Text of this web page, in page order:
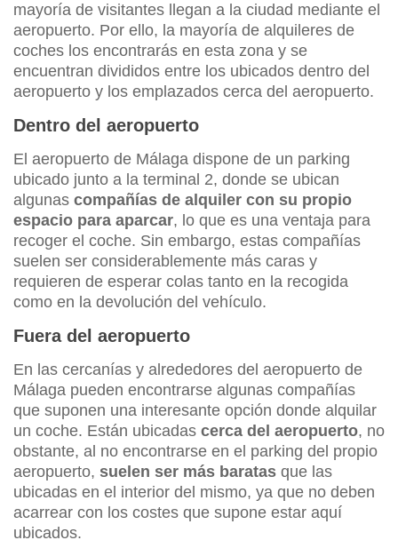
mayoría de visitantes llegan a la ciudad mediante el
aeropuerto. Por ello, la mayoría de alquileres de
coches los encontrarás en esta zona y se
encuentran divididos entre los ubicados dentro del
aeropuerto y los emplazados cerca del aeropuerto.
Dentro del aeropuerto
El aeropuerto de Málaga dispone de un parking
ubicado junto a la terminal 2, donde se ubican
algunas compañías de alquiler con su propio
espacio para aparcar, lo que es una ventaja para
recoger el coche. Sin embargo, estas compañías
suelen ser considerablemente más caras y
requieren de esperar colas tanto en la recogida
como en la devolución del vehículo.
Fuera del aeropuerto
En las cercanías y alrededores del aeropuerto de
Málaga pueden encontrarse algunas compañías
que suponen una interesante opción donde alquilar
un coche. Están ubicadas cerca del aeropuerto, no
obstante, al no encontrarse en el parking del propio
aeropuerto, suelen ser más baratas que las
ubicadas en el interior del mismo, ya que no deben
acarrear con los costes que supone estar aquí
ubicados.